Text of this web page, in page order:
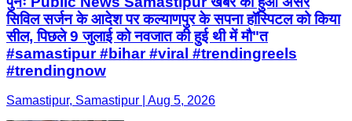
सिविल सर्जन के आदेश पर कल्याणपुर के सपना हॉस्पिटल को किया
सील, पिछले 9 जुलाई को नवजात की हुई थी में मौ"त
#samastipur #bihar #viral #trendingreels
#trendingnow
Samastipur, Samastipur | Aug 5, 2026